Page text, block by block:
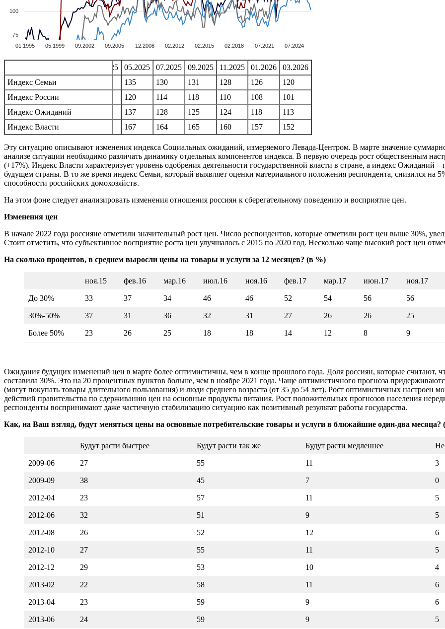
01.1995 05.1999 09.2002 09.2005 12.2008 02.2012 02.2015 02.2018 07.2021 07.2024
75
100
Индекс Семьи
Индекс России
Индекс Ожиданий
Индекс Власти
03.2025 05.2025 07.2025 09.2025 11.2025 01.2026
03.2026
125 135 130 131 128 126
120
111 120 114 118 110 108
101
126 128 137 128 125 124 118
113
163 167 164 165 160 157 152
Эту ситуацию описывают изменения индекса Социальных ожиданий, измеряемого Левада-Центром. В марте значение
анализе ситуации необходимо различать динамику отдельных компонентов индекса. В первую очередь рост общественным
(+17%). Индекс Власти характеризует уровень одобрения деятельности государственной власти в стране, а индекс
будущем страны. В то же время индекс Семьи, который выявляет оценки материального положения респондента, снизился на
способности российских домохозяйств.
На этом фоне следует анализировать изменения отношения россиян к сберегательному поведению и восприятие цен.
Изменения цен
В начале 2022 года россияне отметили значительный рост цен. Число респондентов, которые отметили рост цен выше 30%,
Стоит отметить, что субъективное восприятие роста цен улучшалось с 2015 по 2020 год. Несколько чаще высокий рост цен
На сколько процентов, в среднем выросли цены на товары и услуги за 12 месяцев? (в %)
ноя.15 фев.16 мар.16 июл.16 ноя.16 фев.17 мар.17 июн.17 ноя.17
До 30% 33 37 34 46 46 52 54 56 56
30%-50% 37 31 36 32 31 27 26 26 25
Более 50% 23 26 25 18 18 14 12 8 9
Ожидания будущих изменений цен в марте более оптимистичны, чем в конце прошлого года. Доля россиян, которые считают,
составила 30%. Это на 20 процентных пунктов больше, чем в ноябре 2021 года. Чаще оптимистичного прогноза
(могут покупать товары длительного пользования) и люди среднего возраста (от 35 до 54 лет). Рост оптимистичных настроен
действий правительства по сдерживанию цен на основные продукты питания. Рост положительных прогнозов населения
респонденты воспринимают даже частичную стабилизацию ситуацию как позитивный результат работы государства.
Как, на Ваш взгляд, будут меняться цены на основные потребительские товары и услуги в ближайшие один-два месяца?
Будут расти быстрее Будут расти так же Будут расти медленнее Не
2009-06 27 55 11 3
2009-09 38 45 7 0
2012-04 23 57 11 5
2012-06 32 51 9 5
2012-08 26 52 12 6
2012-10 27 55 11 5
2012-12 29 53 10 4
2013-02 22 58 11 6
2013-04 23 59 9 6
2013-06 24 59 9 5